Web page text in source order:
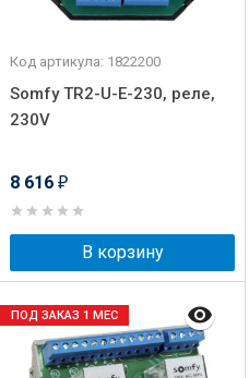
Код артикула: 1822200
Somfy TR2-U-E-230, реле,
230V
8 616 ₽
В корзину
ПОД ЗАКАЗ 1 МЕС